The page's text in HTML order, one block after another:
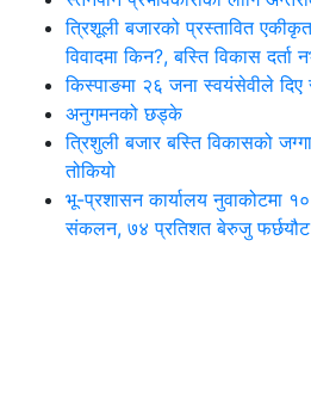
त्रिशूली बजारको प्रस्तावित
विवादमा किन?, बस्ति विकास दर्ता
किस्पाङमा २६ जना स्वयंसेवीले दिए
अनुगमनको छड्के
त्रिशुली बजार बस्ति विकासको
तोकियो
भू-प्रशासन कार्यालय नुवाकोटमा
संकलन, ७४ प्रतिशत बेरुजु फर्छयौट